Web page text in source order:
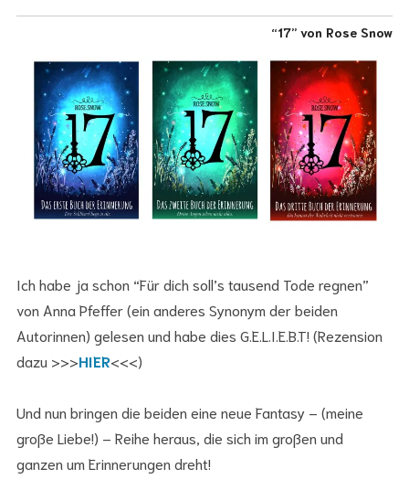
“17” von Rose Snow
Ich habe ja schon “Für dich soll’s tausend Tode regnen”
von Anna Pfeffer (ein anderes Synonym der beiden
Autorinnen) gelesen und habe dies G.E.L.I.E.B.T! (Rezension
dazu >>>HIER<<<)
Und nun bringen die beiden eine neue Fantasy – (meine
große Liebe!) – Reihe heraus, die sich im großen und
ganzen um Erinnerungen dreht!